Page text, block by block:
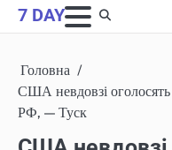
Skip
to
7 DAY
Головна
США невдовзі
РФ, — Туск